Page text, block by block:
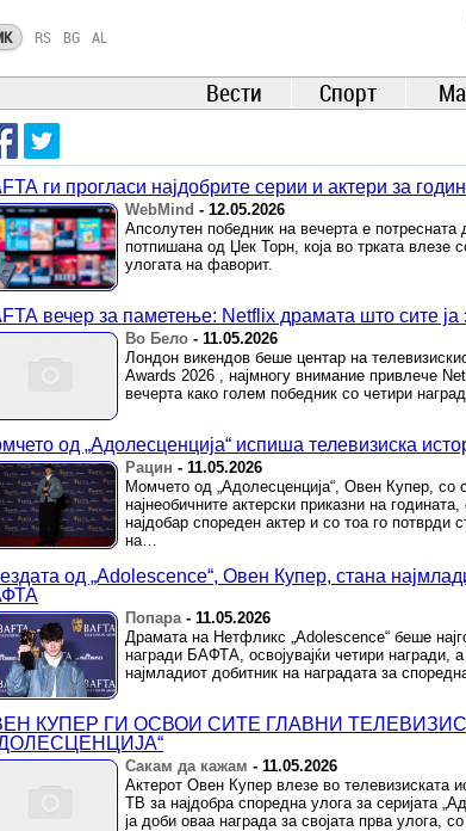
RS BG AL
Вести Спорт
ги прогласи најдобрите серии и актери за
WebMind - 12.05.2026
Апсолутен победник на вечерта е
потпишана од Џек Торн, која во трката влезе
улогата на фаворит.
вечер за паметење: Netflix драмата што сите ја
Во Бело - 11.05.2026
Лондон викендов беше центар на
Awards 2026 , најмногу внимание привлече
вечерта како голем победник со четири
од „Адолесценција“ испиша телевизиска
Рацин - 11.05.2026
Момчето од „Адолесценција“, Овен Купер, со
најнеобичните актерски приказни на
најдобар спореден актер и со тоа го потврди
на…
од „Adolescence“, Овен Купер, стана
Попара- 11.05.2026
Драмата на Нетфликс „Adolescence“ беше
награди БАФТА, освојувајќи четири награди,
најмладиот добитник на наградата за
КУПЕР ГИ ОСВОИ СИТЕ ГЛАВНИ
Сакам да кажам - 11.05.2026
Актерот Овен Купер влезе во телевизиската
ТВ за најдобра споредна улога за серијата
ја доби оваа награда за својата прва улога,